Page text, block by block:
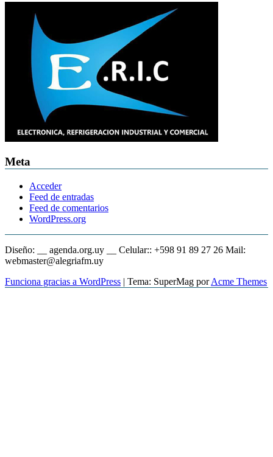
Meta
Acceder
Feed de entradas
Feed de comentarios
WordPress.org
Diseño: __ agenda.org.uy __ Celular:: +598 91 89 27 26 Mail:
webmaster@alegriafm.uy
Funciona gracias a WordPress | Tema: SuperMag porAcme Themes